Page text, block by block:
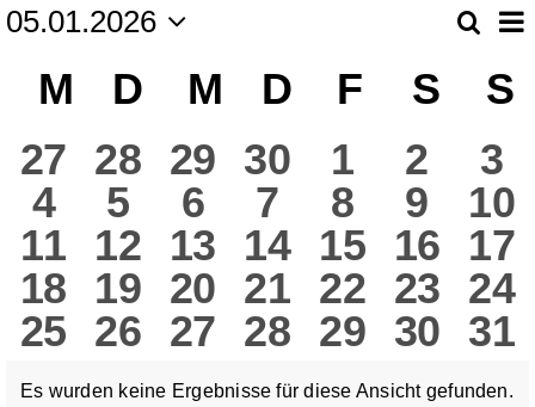
und
Suche
05.01.2026
wählen.
Kalender
von
Veranstaltungen
M Montag
D Dienstag
M Mittwoch
D Donnerstag
F Freitag
S S
0
Veranstaltungen
27
0
Veranstaltungen
28
0
Veranstaltungen
29
0
30
0
1
0
2
0
3
0
Veranstaltungen
4
0
Veranstaltungen
5
0
Veranstaltungen
6
0
7
0
8
0
9
0
10
0
Veranstaltungen
11
0
Veranstaltungen
12
0
Veranstaltungen
13
0
14
0
15
0
16
0
17
0
Veranstaltungen
18
0
Veranstaltungen
19
0
Veranstaltungen
20
0
21
0
22
0
23
0
24
0
Veranstaltungen
25
0
Veranstaltungen
26
0
Veranstaltungen
27
0
28
0
29
0
30
0
31
Es wurden keine Ergebnisse für diese Ansicht gefunden.